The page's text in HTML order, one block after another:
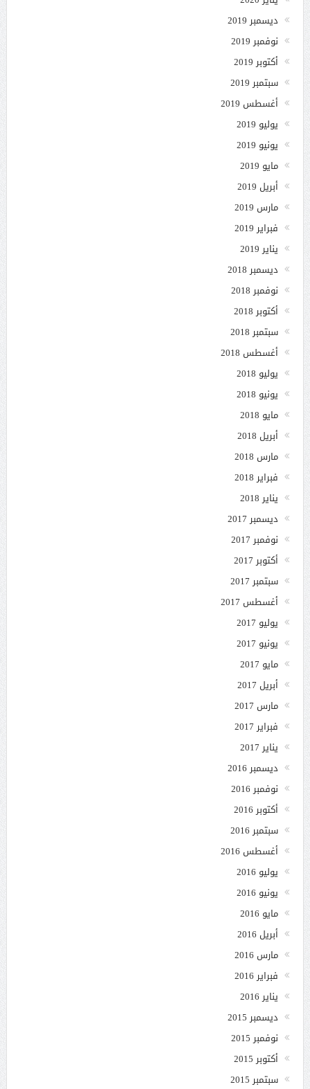
ديسمبر 2019
نوفمبر 2019
أكتوبر 2019
سبتمبر 2019
أغسطس 2019
يوليو 2019
يونيو 2019
مايو 2019
أبريل 2019
مارس 2019
فبراير 2019
يناير 2019
ديسمبر 2018
نوفمبر 2018
أكتوبر 2018
سبتمبر 2018
أغسطس 2018
يوليو 2018
يونيو 2018
مايو 2018
أبريل 2018
مارس 2018
فبراير 2018
يناير 2018
ديسمبر 2017
نوفمبر 2017
أكتوبر 2017
سبتمبر 2017
أغسطس 2017
يوليو 2017
يونيو 2017
مايو 2017
أبريل 2017
مارس 2017
فبراير 2017
يناير 2017
ديسمبر 2016
نوفمبر 2016
أكتوبر 2016
سبتمبر 2016
أغسطس 2016
يوليو 2016
يونيو 2016
مايو 2016
أبريل 2016
مارس 2016
فبراير 2016
يناير 2016
ديسمبر 2015
نوفمبر 2015
أكتوبر 2015
سبتمبر 2015